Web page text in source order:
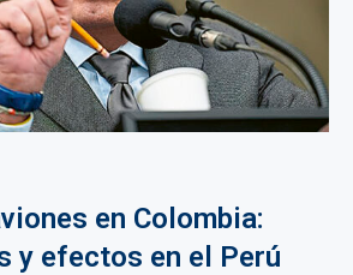
en Colombia:
y efectos en el Perú